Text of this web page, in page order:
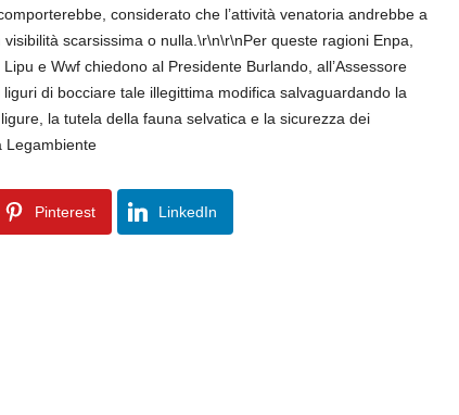
considerato che l’attività venatoria andrebbe a
scarsissima o nulla.\r\n\r\nPer queste ragioni Enpa,
e Wwf chiedono al Presidente Burlando, all’Assessore
di bocciare tale illegittima modifica salvaguardando la
la tutela della fauna selvatica e la sicurezza dei
Legambiente
Pinterest LinkedIn